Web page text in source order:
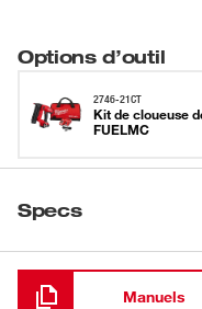
Options d’outil
2746-21CT
Kit de cloueuse
FUELMC
Specs
Chargement
Manuels